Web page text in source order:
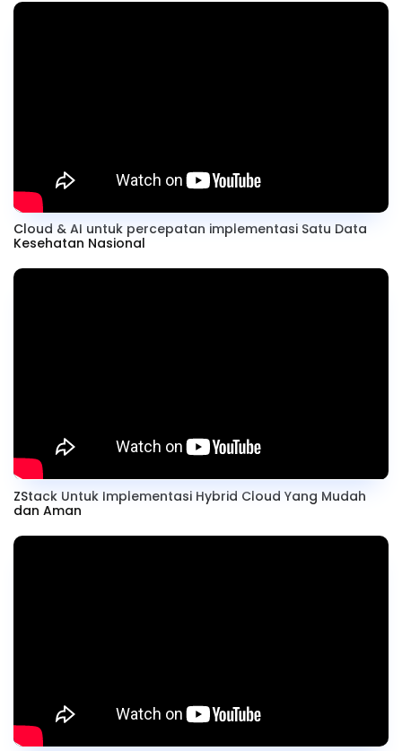
Cloud & AI untuk percepatan implementasi Satu Data
Kesehatan Nasional
ZStack Untuk Implementasi Hybrid Cloud Yang Mudah
dan Aman